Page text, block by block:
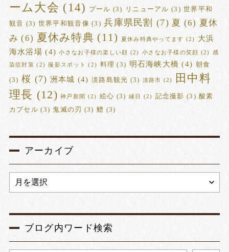
ーム大会 (14) プール (3) リニューアル (3) 世界平和
観音 (3) 世界平和観音像 (3) 兵庫県民割 (7) 夏 (6) 夏休
み (6) 夏休み特典 (11) 夏休み特典やってます (2)
大浜
海水浴場 (4) 小さなお子様の楽しい顔 (2) 小さなお子様の笑顔 (2) 感
染症対策 (2) 撮影スポット (2) 料理 (3) 明石海峡大橋 (4) 朝食
(3) 桜 (7) 洲本城 (4) 淡路島観光 (3) 淡路市 (2)
田中料
理長 (12) 神戸新聞 (2) 絵心 (3) 縁日 (2) 記念撮影 (3) 酸素
カプセル (3) 鬼滅の刃 (3) 鱧 (3)
アーカイブ
ブログ内ワード検索